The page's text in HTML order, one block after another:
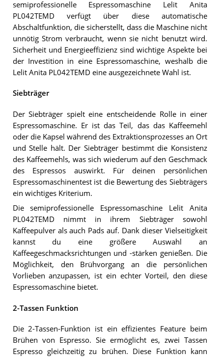
semiprofessionelle Espressomaschine Lelit Anita
PL042TEMD verfügt über diese automatische
Abschaltfunktion, die sicherstellt, dass die Maschine nicht
unnötig Strom verbraucht, wenn sie nicht benutzt wird.
Sicherheit und Energieeffizienz sind wichtige Aspekte bei
der Investition in eine Espressomaschine, weshalb die
Lelit Anita PL042TEMD eine ausgezeichnete Wahl ist.
Siebträger
Der Siebträger spielt eine entscheidende Rolle in einer
Espressomaschine. Er ist das Teil, das das Kaffeemehl
oder die Kapsel während des Extraktionsprozesses an Ort
und Stelle hält. Der Siebträger bestimmt die Konsistenz
des Kaffeemehls, was sich wiederum auf den Geschmack
des Espressos auswirkt. Für deinen persönlichen
Espressomaschinentest ist die Bewertung des Siebträgers
ein wichtiges Kriterium.
Die semiprofessionelle Espressomaschine Lelit Anita
PL042TEMD nimmt in ihrem Siebträger sowohl
Kaffeepulver als auch Pads auf. Dank dieser Vielseitigkeit
kannst du eine größere Auswahl an
Kaffeegeschmacksrichtungen und -stärken genießen. Die
Möglichkeit, den Brühvorgang an die persönlichen
Vorlieben anzupassen, ist ein echter Vorteil, den diese
Espressomaschine bietet.
2-Tassen Funktion
Die 2-Tassen-Funktion ist ein effizientes Feature beim
Brühen von Espresso. Sie ermöglicht es, zwei Tassen
Espresso gleichzeitig zu brühen. Diese Funktion kann